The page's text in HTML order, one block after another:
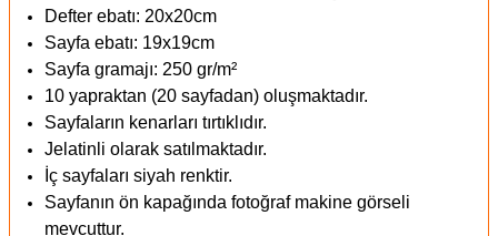
Defter ebatı: 20x20cm
Sayfa ebatı: 19x19cm
Sayfa gramajı: 250 gr/m²
10 yapraktan (20 sayfadan) oluşmaktadır.
Sayfaların kenarları tırtıklıdır.
Jelatinli olarak satılmaktadır.
İç sayfaları siyah renktir.
Sayfanın ön kapağında fotoğraf makine görseli
mevcuttur.